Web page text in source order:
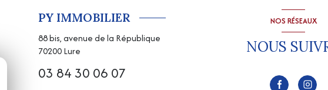
PY IMMOBILIER
88 bis, avenue de la République
70200Lure
03 84 30 06 07
NOS RÉSEAUX
NOUS